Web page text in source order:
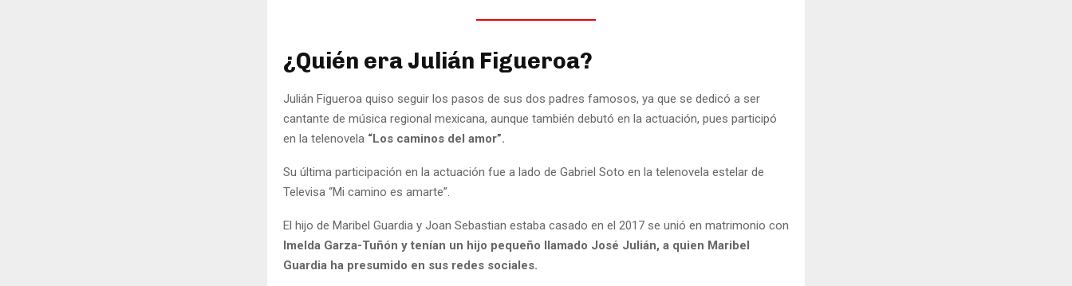
¿Quién era Julián Figueroa?
Julián Figueroa quiso seguir los pasos de sus dos padres famosos, ya que se dedicó a ser
cantante de música regional mexicana, aunque también debutó en la actuación, pues participó
en la telenovela “Los caminos del amor”.
Su última participación en la actuación fue a lado de Gabriel Soto en la telenovela estelar de
Televisa “Mi camino es amarte”.
El hijo de Maribel Guardia y Joan Sebastian estaba casado en el 2017 se unió en matrimonio con
Imelda Garza-Tuñón y tenían un hijo pequeño llamado José Julián, a quien Maribel
Guardia ha presumido en sus redes sociales.